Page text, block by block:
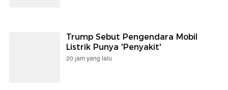
Trump Sebut Pengendara Mobil
Listrik Punya 'Penyakit'
20 jam yang lalu